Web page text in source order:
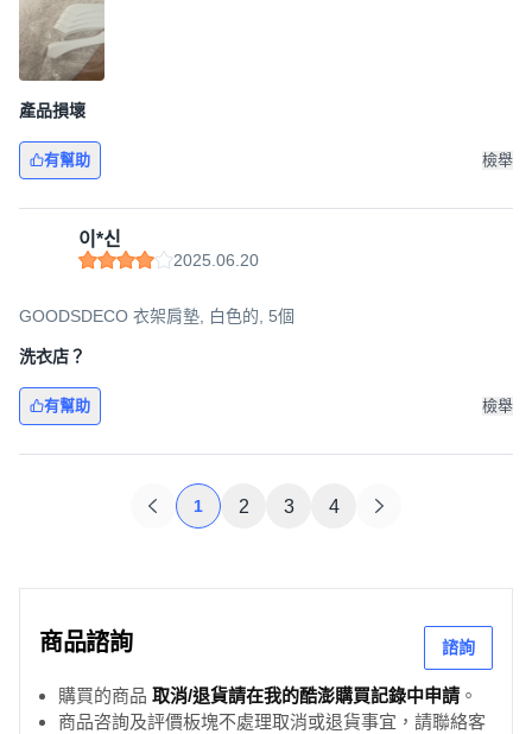
產品損壞
有幫助 檢舉
이*신
2025.06.20
GOODSDECO 衣架肩墊, 白色的, 5個
洗衣店？
有幫助 檢舉
1 2 3 4
商品諮詢 諮詢
購買的商品 取消/退貨請在我的酷澎購買記錄中申請 。
商品咨詢及評價板塊不處理取消或退貨事宜，請聯絡客